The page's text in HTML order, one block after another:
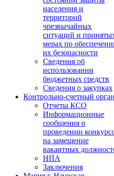
населения и
территорий
чрезвычайных
ситуаций и
мерах по
их безопасности
Сведения об
использовании
бюджетных средств
Сведения о закупках
Контрольно-счетный орган
Отчеты КСО
Информационные
сообщения о
проведении
на замещение
вакантных
НПА
Заключения